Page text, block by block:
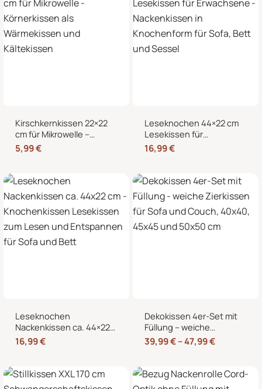
Kirschkernkissen 22×22
cm für Mikrowelle –
Körnerkissen als
Wärmekissen und
5,99€
Leseknochen 44×22 cm
Lesekissen für
Erwachsene –
Nackenkissen in
Bett und Sessel
16,99€
Leseknochen
Nackenkissen ca. 44×22
cm – Knochenkissen
Lesekissen zum Lesen
und Bett
16,99€
Dekokissen 4er-Set mit
Füllung – weiche
Zierkissen für Sofa und
Couch, 40×40, 45×45
39,99€–47,99€